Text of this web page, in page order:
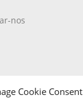
Cookie Consent
nos